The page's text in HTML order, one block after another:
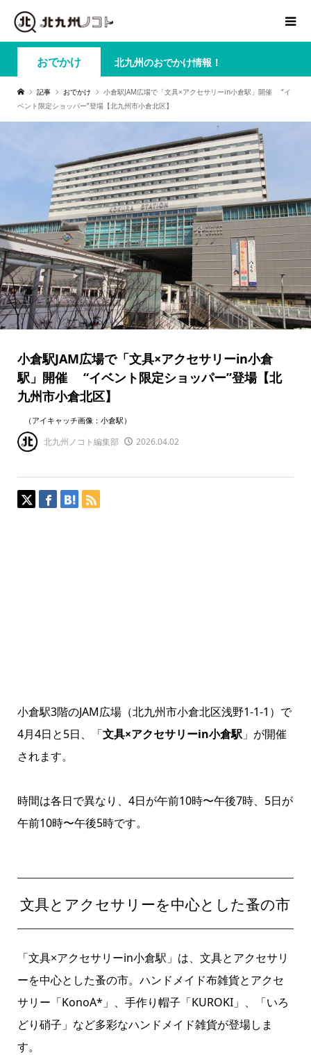
おでかけ 北九州のおでかけ情報！
記事 おでかけ
小倉駅JAM広場で「文具×アクセサリーin小倉駅」開催 “イ
ベント限定ショッパー”登場【北九州市小倉北区】
小倉駅JAM広場で「文具×アクセサリーin小倉
駅」開催 “イベント限定ショッパー”登場【北
九州市小倉北区】
（アイキャッチ画像：小倉駅）
北九州ノコト編集部 2026.04.02
小倉駅3階のJAM広場（北九州市小倉北区浅野1-1-1）で
4月4日と5日、「文具×アクセサリーin小倉駅」が開催
されます。
時間は各日で異なり、4日が午前10時〜午後7時、5日が
午前10時〜午後5時です。
文具とアクセサリーを中心とした蚤の市
「文具×アクセサリーin小倉駅」は、文具とアクセサリ
ーを中心とした蚤の市。ハンドメイド布雑貨とアクセ
サリー「KonoA*」、手作り帽子「KUROKI」、「いろ
どり硝子」など多彩なハンドメイド雑貨が登場しま
す。